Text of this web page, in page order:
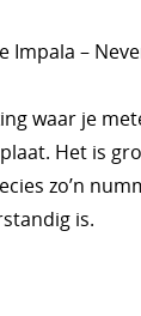
Impala –
waar je
Het is
zo’n
is.